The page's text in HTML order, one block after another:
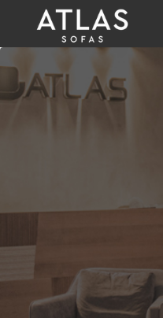
submit
AKTUELNOSTI
BUSINESS